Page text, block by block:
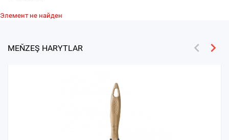
Элемент не найден
MEŇZEŞ HARYTLAR